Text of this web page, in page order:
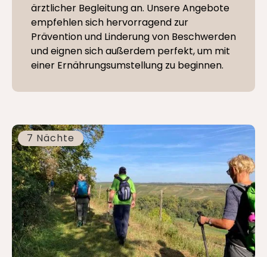
ärztlicher Begleitung an. Unsere Angebote
empfehlen sich hervorragend zur
Prävention und Linderung von Beschwerden
und eignen sich außerdem perfekt, um mit
einer Ernährungsumstellung zu beginnen.
7 Nächte